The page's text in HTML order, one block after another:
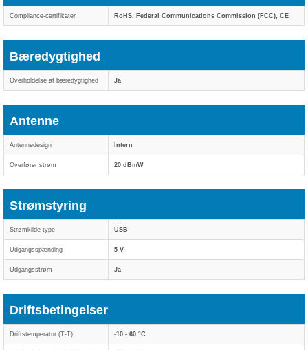
Compliance-certifikater RoHS, Federal Communications Commission (FCC), CE
Bæredygtighed
Overholdelse af bæredygtighed Ja
Antenne
Antennedesign Intern
Overfører strøm 20 dBmW
Strømstyring
Strømkilde type USB
Udgangsspænding 5 V
Udgangsstrøm Ja
Driftsbetingelser
Driftstemperatur (T-T) -10 - 60 °C